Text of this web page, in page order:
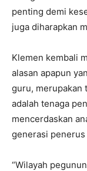
penting demi
juga diharapkan
Klemen kembali
alasan apapun
guru, merupakan
adalah tenaga
mencerdaskan
generasi penerus
“Wilayah